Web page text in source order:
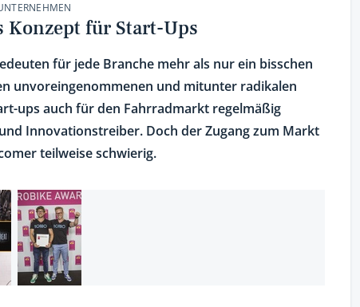
Konzept für Start-Ups
für jede Branche mehr als nur ein bisschen
unvoreingenommenen und mitunter radikalen
ups auch für den Fahrradmarkt regelmäßig
Innovationstreiber. Doch der Zugang zum Markt
teilweise schwierig.